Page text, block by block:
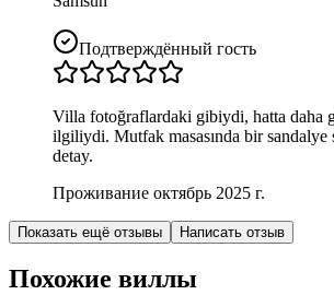
Подтверждённый гость
Villa fotoğraflardaki gibiydi, hatta daha
ilgiliydi. Mutfak masasında bir sandalye
detay.
Проживание октябрь 2025 г.
Показать ещё отзывы Написать отзыв
Похожие виллы